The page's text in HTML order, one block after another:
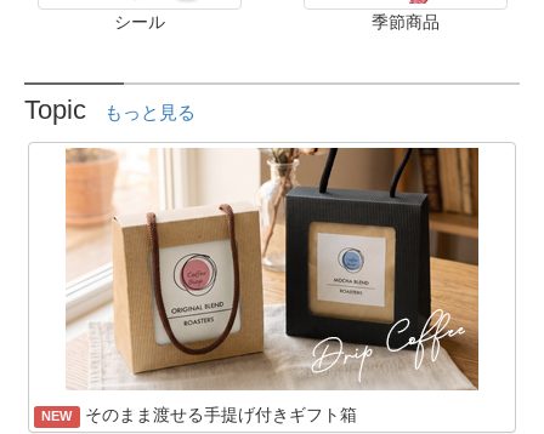
シール 季節商品
Topic もっと見る
NEW そのまま渡せる手提げ付きギフト箱